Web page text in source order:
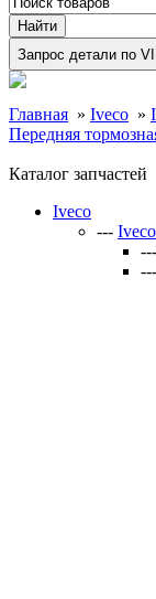
Главная » Iveco »
Передняя
Каталог запчастей
Iveco
---
---
---